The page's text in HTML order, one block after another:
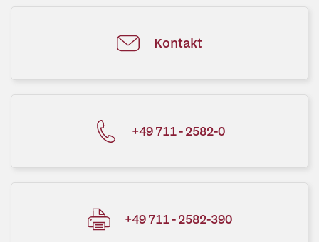
Kontakt
+49 711 - 2582-0
+49 711 - 2582-390